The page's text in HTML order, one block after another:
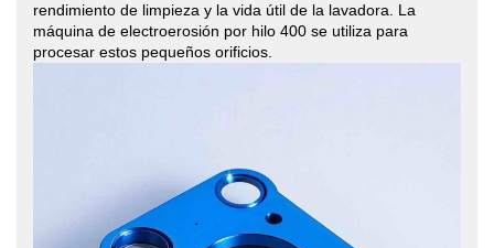
rendimiento de limpieza y la vida útil de la lavadora. La
máquina de electroerosión por hilo 400 se utiliza para
procesar estos pequeños orificios.